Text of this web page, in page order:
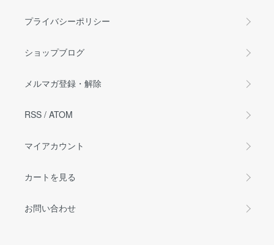
プライバシーポリシー
ショップブログ
メルマガ登録・解除
RSS / ATOM
マイアカウント
カートを見る
お問い合わせ